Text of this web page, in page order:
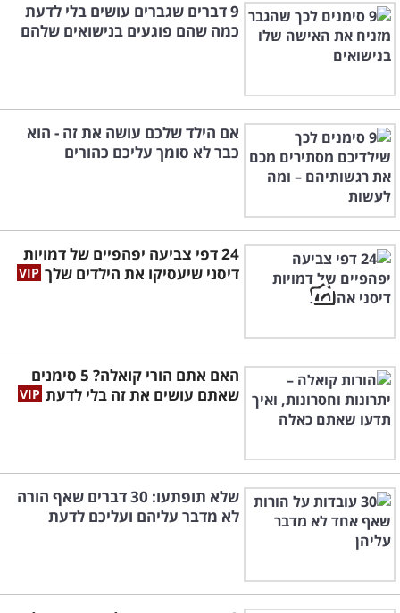
9 דברים שגברים עושים בלי לדעת
כמה שהם פוגעים בנישואים שלהם
אם הילד שלכם עושה את זה - הוא
כבר לא סומך עליכם כהורים
24 דפי צביעה יפהפיים של דמויות
דיסני שיעסיקו את הילדים שלך
האם אתם הורי קואלה? 5 סימנים
שאתם עושים את זה בלי לדעת
שלא תופתעו: 30 דברים שאף הורה
לא מדבר עליהם ועליכם לדעת